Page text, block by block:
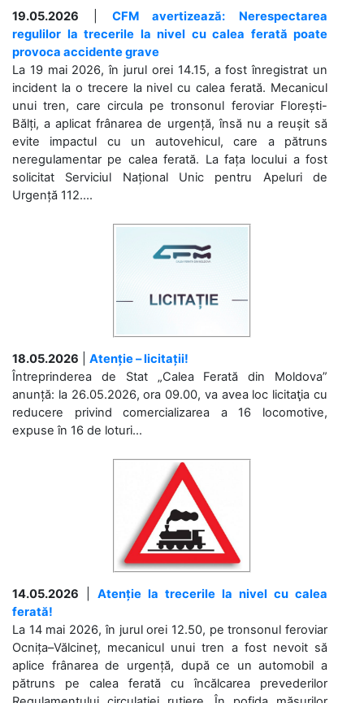
19.05.2026
CFM avertizează: Nerespectarea
regulilor la trecerile la nivel cu calea ferată poate
provoca accidente grave
La 19 mai 2026, în jurul orei 14.15, a fost înregistrat un
incident la o trecere la nivel cu calea ferată. Mecanicul
unui tren, care circula pe tronsonul feroviar Florești-
Bălți, a aplicat frânarea de urgență, însă nu a reușit să
evite impactul cu un autovehicul, care a pătruns
neregulamentar pe calea ferată. La fața locului a fost
solicitat Serviciul Național Unic pentru Apeluri de
Urgență 112....
18.05.2026
Atenție – licitații!
Întreprinderea de Stat „Calea Ferată din Moldova”
anunță: la 26.05.2026, ora 09.00, va avea loc licitaţia cu
reducere privind comercializarea a 16 locomotive,
expuse în 16 de loturi...
14.05.2026
Atenție la trecerile la nivel cu calea
ferată!
La 14 mai 2026, în jurul orei 12.50, pe tronsonul feroviar
Ocnița–Vălcineț, mecanicul unui tren a fost nevoit să
aplice frânarea de urgență, după ce un automobil a
pătruns pe calea ferată cu încălcarea prevederilor